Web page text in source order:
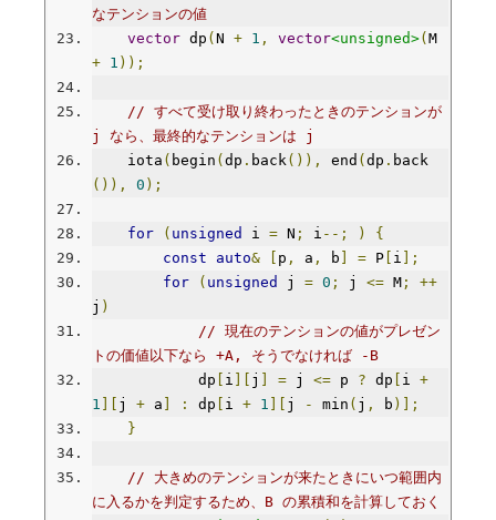
なテンションの値
vector dp ( N + 1 , vector<unsigned>(
+ 1 ));
// すべて受け取り終わったときのテンションが
j なら、最終的なテンションは j
    iota
( begin ( dp . back()), end ( dp . back
()),
0 );
for ( unsigned i = N ; i --; )
{
const
auto& p , a , b = P i ];
for
( unsigned j = 0 ; j <= M ;
++
j )
// 現在のテンションの値がプレゼン
トの価値以下なら +A, そうでなければ -B
            dp
i j = j <= p ? dp i +
1
j + a : dp i + 1 j - min ( j , b )];
}
// 大きめのテンションが来たときにいつ範囲内
に入るかを判定するため、B の累積和を計算しておく